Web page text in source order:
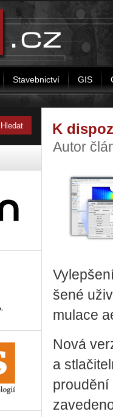
Stavebnictví GIS
K
Autor
še­né
mu­la­ce
Nová
a
prou­dě­ní